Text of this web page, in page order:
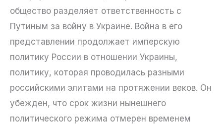
общество разделяет ответственность с
Путиным за войну в Украине. Война в его
представлении продолжает имперскую
политику России в отношении Украины,
политику, которая проводилась разными
российскими элитами на протяжении веков. Он
убежден, что срок жизни нынешнего
политического режима отмерен временем